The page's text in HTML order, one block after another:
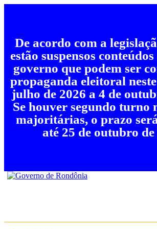
De acordo com a
estão suspensos conteúdos
governo que podem ser
propaganda eleitoral
julho de 2026 a 4 de
Se houver segundo turno
majoritárias, o prazo
até 25 de outubro de